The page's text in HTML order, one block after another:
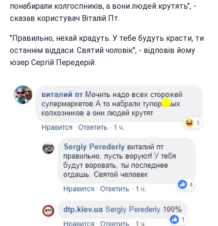
понабирали колгоспників, а вони людей крутять", -
сказав користувач Віталій Пт.
"Правильно, нехай крадуть. У тебе будуть красти, ти
останнім віддаси. Святий чоловік", - відповів йому
юзер Сергій Передерій.